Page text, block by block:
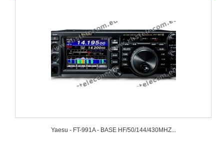
Yaesu - FT-991A - BASE HF/50/144/430MHZ...